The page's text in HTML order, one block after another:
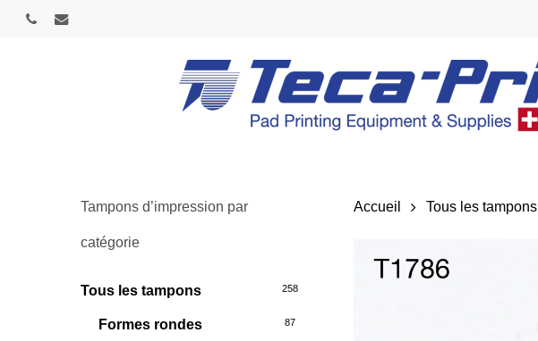
Skip
Tampons d’impression par
catégorie
Tous les tampons 258
Formes rondes 87
Accueil Tous les tampons